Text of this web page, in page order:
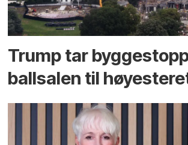
Trump tar
ballsalen til